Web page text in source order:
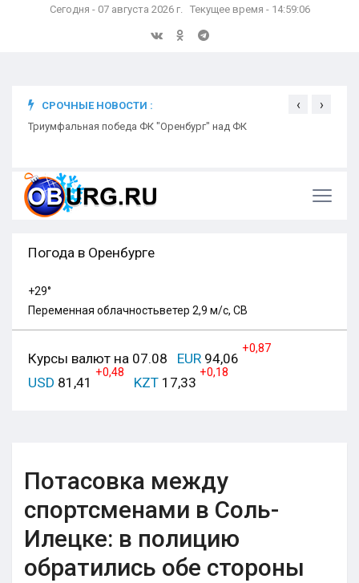
Сегодня - 07 августа 2026 г. Текущее время - 14:59:07
СРОЧНЫЕ НОВОСТИ :
Триумфальная победа ФК "Оренбург" над ФК
Открытое обращение директора УК «Азимут» Елены
‹ ›
Погода в Оренбурге
+29°
Переменная облачностьветер 2,9 м/с, СВ
Курсы валют на 07.08 EUR 94,06
+0,87
USD 81,41
+0,48
KZT 17,33
+0,18
Потасовка между
спортсменами в Соль-
Илецке: в полицию
обратились обе стороны